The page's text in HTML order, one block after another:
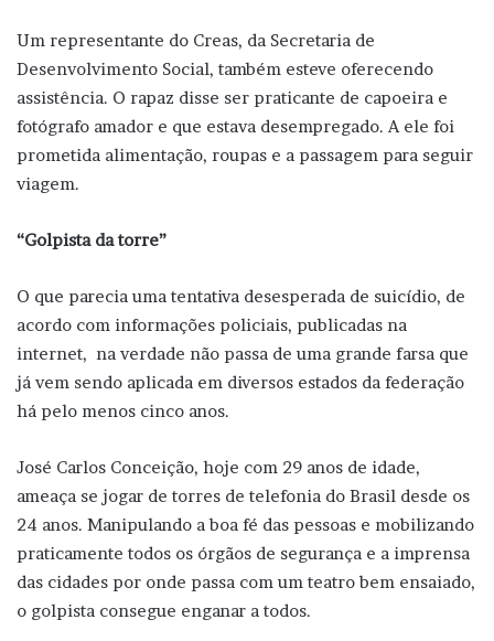
Um representante do Creas, da Secretaria de
Desenvolvimento Social, também esteve oferecendo
assistência. O rapaz disse ser praticante de capoeira e
fotógrafo amador e que estava desempregado. A ele foi
prometida alimentação, roupas e a passagem para seguir
viagem.
“Golpista da torre”
O que parecia uma tentativa desesperada de suicídio, de
acordo com informações policiais, publicadas na
internet, na verdade não passa de uma grande farsa que
já vem sendo aplicada em diversos estados da federação
há pelo menos cinco anos.
José Carlos Conceição, hoje com 29 anos de idade,
ameaça se jogar de torres de telefonia do Brasil desde os
24 anos. Manipulando a boa fé das pessoas e mobilizando
praticamente todos os órgãos de segurança e a imprensa
das cidades por onde passa com um teatro bem ensaiado,
o golpista consegue enganar a todos.